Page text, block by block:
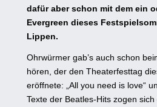
dafür aber schon mit dem ein
Evergreen dieses
Lippen.
Ohrwürmer gab’s auch schon
hören, der den Theaterfesttag
eröffnete: „All you need is love“
Texte der Beatles-Hits zogen